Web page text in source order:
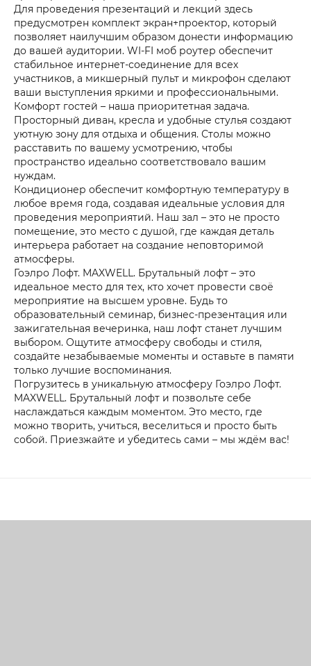
Для проведения презентаций и лекций здесь
предусмотрен комплект экран+проектор, который
позволяет наилучшим образом донести информацию
до вашей аудитории. WI-FI моб роутер обеспечит
стабильное интернет-соединение для всех
участников, а микшерный пульт и микрофон сделают
ваши выступления яркими и профессиональными.
Комфорт гостей – наша приоритетная задача.
Просторный диван, кресла и удобные стулья создают
уютную зону для отдыха и общения. Столы можно
расставить по вашему усмотрению, чтобы
пространство идеально соответствовало вашим
нуждам.
Кондиционер обеспечит комфортную температуру в
любое время года, создавая идеальные условия для
проведения мероприятий. Наш зал – это не просто
помещение, это место с душой, где каждая деталь
интерьера работает на создание неповторимой
атмосферы.
Гоэлро Лофт. MAXWELL. Брутальный лофт – это
идеальное место для тех, кто хочет провести своё
мероприятие на высшем уровне. Будь то
образовательный семинар, бизнес-презентация или
зажигательная вечеринка, наш лофт станет лучшим
выбором. Ощутите атмосферу свободы и стиля,
создайте незабываемые моменты и оставьте в памяти
только лучшие воспоминания.
Погрузитесь в уникальную атмосферу Гоэлро Лофт.
MAXWELL. Брутальный лофт и позвольте себе
наслаждаться каждым моментом. Это место, где
можно творить, учиться, веселиться и просто быть
собой. Приезжайте и убедитесь сами – мы ждём вас!